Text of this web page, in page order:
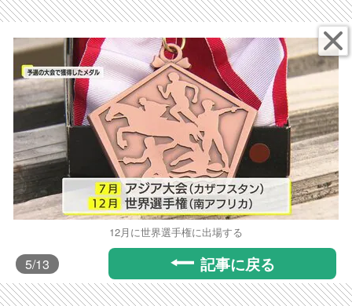
12月に世界選手権に出場する
5/13 記事に戻る